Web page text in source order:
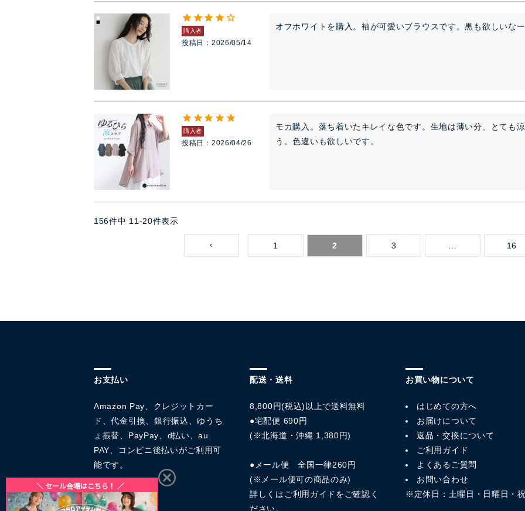
購入者
投稿日 2026/05/14
オフホワイトを購入。袖が可愛いブラウスです。黒も欲しいなー
購入者
投稿日 2026/04/26
モカ購入。落ち着いたキレイな色です。生地は薄い分、とても
う。色違いも欲しいです。
156件中 11 -20件表示
1 2 3 16
お支払い
Amazon Pay、クレジットカー
ド、代金引換、銀行振込、ゆうち
ょ振替、PayPay、d払い、au
PAY、コンビニ後払いがご利用可
能です。
配送・送料
8,800円(税込)以上で送料無料
●宅配便 690円
(※北海道・沖縄 1,380円)
●メール便 全国一律260円
(※メール便可の商品のみ)
詳しくは ご利用ガイド をご確認く
ださい。
お買い物について
はじめての方へ
お届けについて
返品・交換について
ご利用ガイド
よくあるご質問
お問い合わせ
※定休日：土曜日・日曜日・